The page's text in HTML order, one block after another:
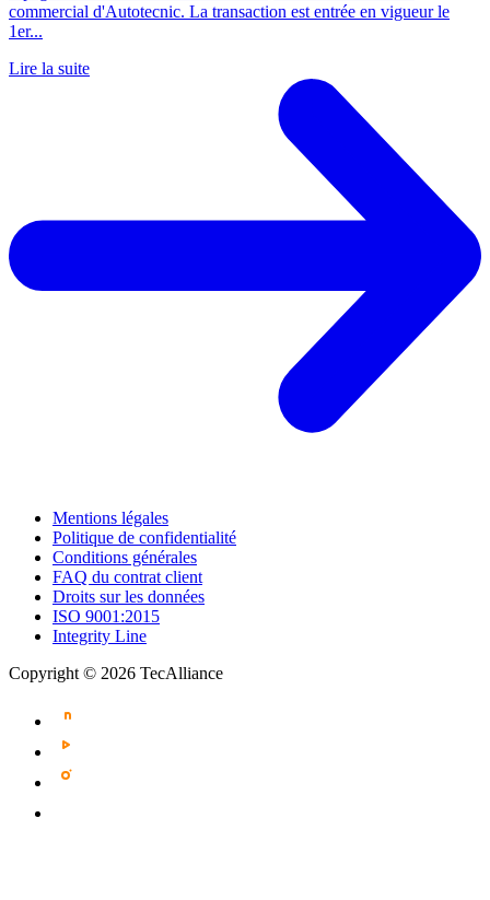
commercial d'Autotecnic. La transaction est entrée en vigueur le
1er...
Lire la suite
Mentions légales
Politique de confidentialité
Conditions générales
FAQ du contrat client
Droits sur les données
ISO 9001:2015
Integrity Line
Copyright © 2026 TecAlliance